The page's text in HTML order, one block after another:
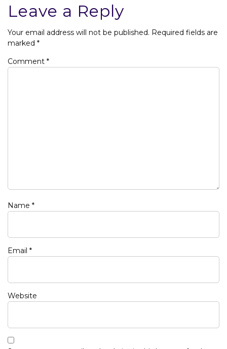
Leave a Reply
Your email address will not be published. Required fields are
marked *
Comment *
Name *
Email *
Website